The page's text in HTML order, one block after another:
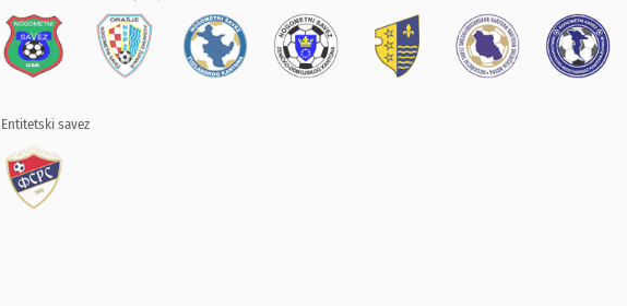
Entitetski savez